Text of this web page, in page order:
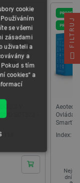
Home Hub -
WiFi/Thread/
Rover
Pack -
robota
Index:
dní
PRODEJ
FILTRUJ
cookie
se všemi
zásadami
uživateli a
a
s tím
cookies“ a